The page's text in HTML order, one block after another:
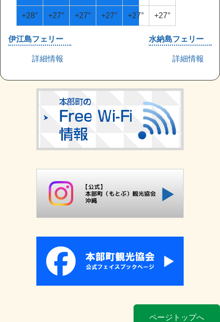
+28° +27° +27° +27° +27° +27°
伊江島フェリー
詳細情報
水納島フェリー
詳細情報
ページトップへ